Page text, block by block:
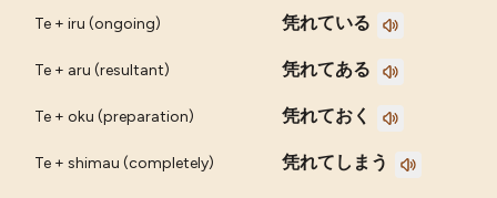
Te + iru (ongoing) 凭れている
Te + aru (resultant) 凭れてある
Te + oku (preparation) 凭れておく
Te + shimau (completely) 凭れてしまう